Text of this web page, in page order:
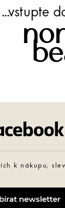
...vstupte
k nákupu,